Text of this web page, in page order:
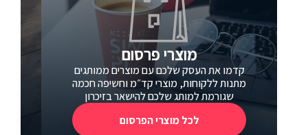
מוצרי פרסום
קדמו את העסק שלכם עם מוצרים ממותגים
מתנות ללקוחות, מוצרי קד״מ וחשיפה חכמה
שגורמת למותג שלכם להישאר בזיכרון
לכל מוצרי הפרסום